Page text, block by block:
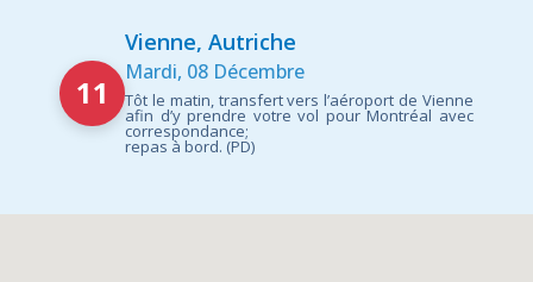
11
Vienne, Autriche
Mardi, 08 Décembre
Tôt le matin, transfert vers l’aéroport de Vienne
afin d’y prendre votre vol pour Montréal avec
correspondance;
repas à bord. (PD)